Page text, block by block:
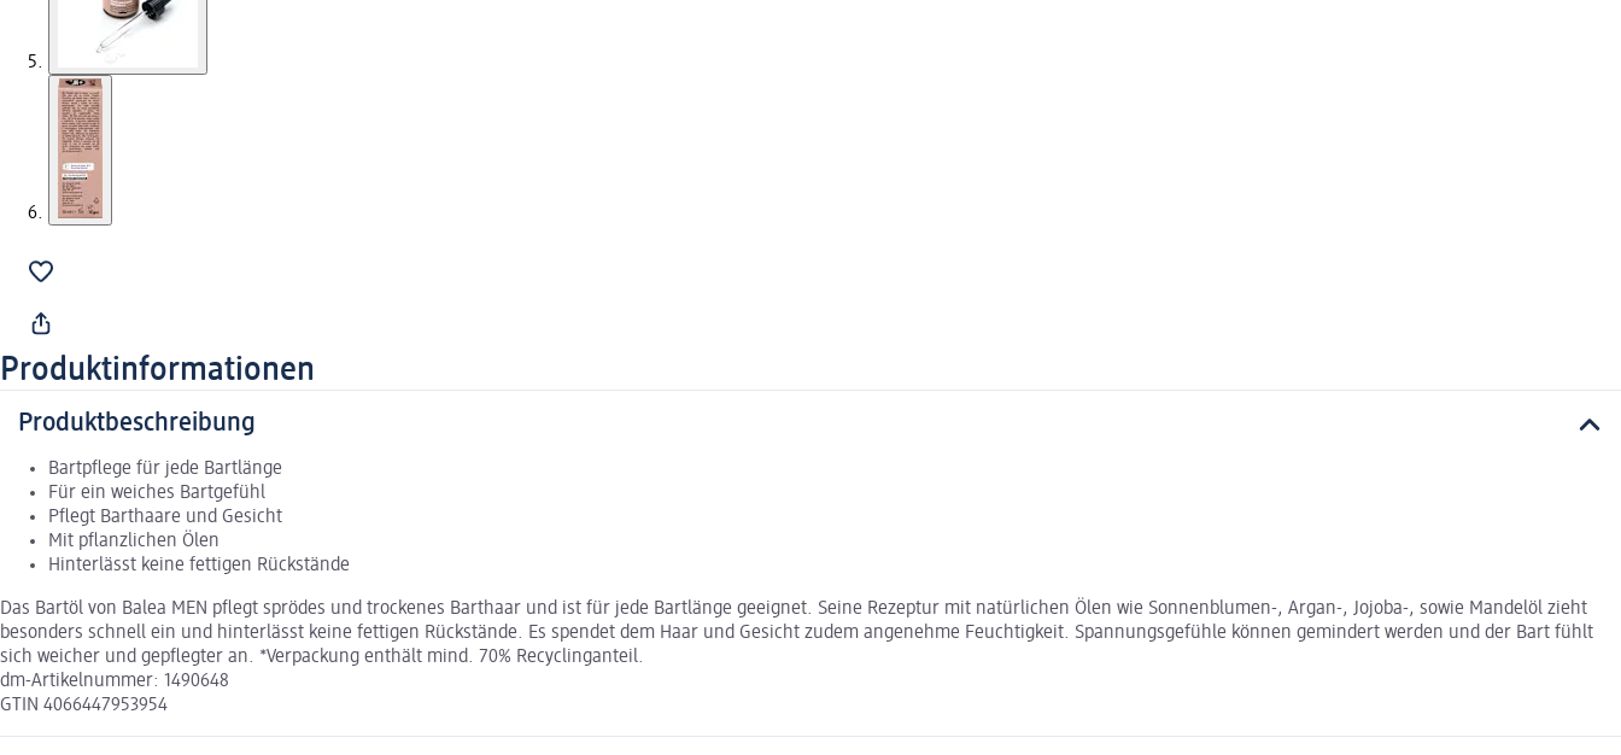
Produktinformationen
Produktbeschreibung
Bartpflege für jede Bartlänge
Für ein weiches Bartgefühl
Pflegt Barthaare und Gesicht
Mit pflanzlichen Ölen
Hinterlässt keine fettigen Rückstände
Das Bartöl von Balea MEN pflegt sprödes und trockenes Barthaar und ist für jede Bartlänge geeignet. Seine Rezeptur mit natürlichen Ölen wie Sonnenblumen-, Argan-, Jojoba-, sowie Mandelöl zieht
besonders schnell ein und hinterlässt keine fettigen Rückstände. Es spendet dem Haar und Gesicht zudem angenehme Feuchtigkeit. Spannungsgefühle können gemindert werden und der Bart fühlt
sich weicher und gepflegter an. *Verpackung enthält mind. 70% Recyclinganteil.
dm-Artikelnummer: 1490648
GTIN 4066447953954